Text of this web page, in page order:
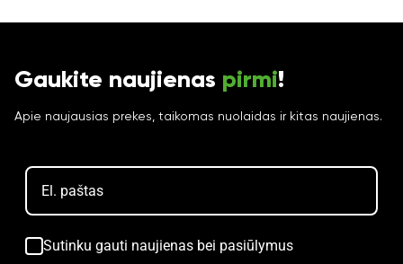
Gaukite naujienas pirmi!
Apie naujausias prekes, taikomas nuolaidas ir kitas naujienas.
Sutinku gauti naujienas bei pasiūlymus